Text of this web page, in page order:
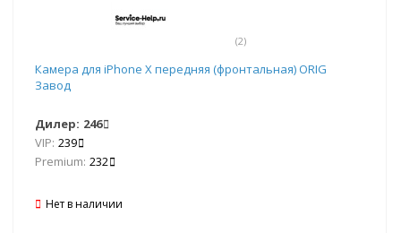
(2)
Камера для iPhone X передняя (фронтальная) ORIG
Завод
Дилер: 246
VIP: 239
Premium: 232
Нет в наличии